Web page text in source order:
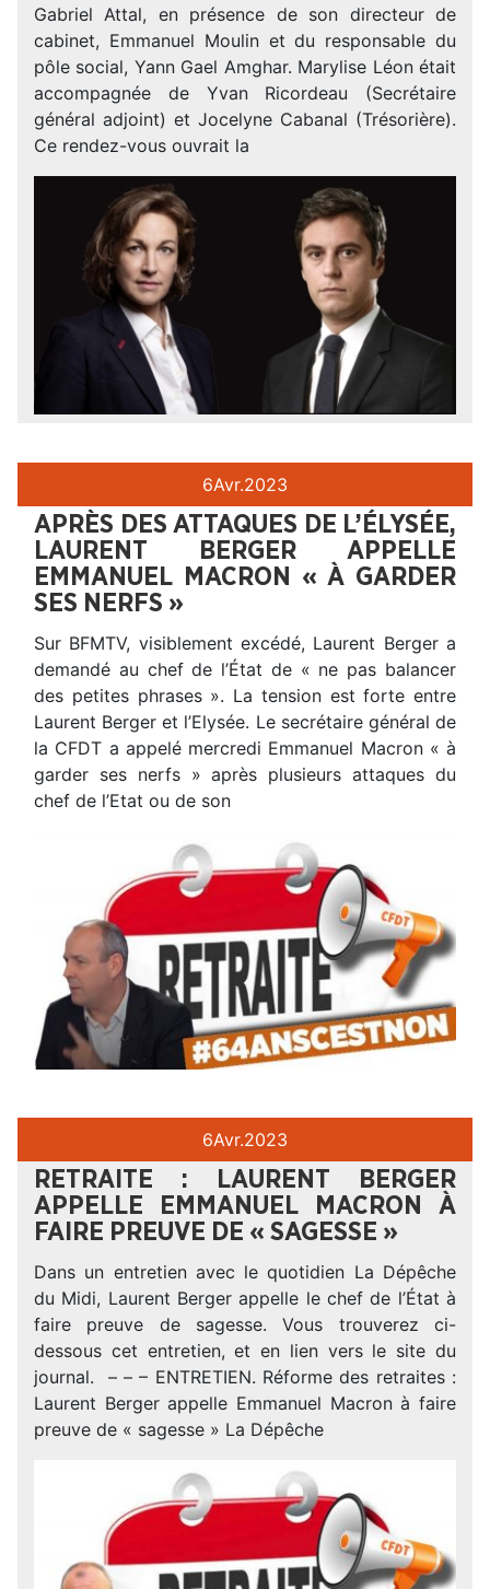
Gabriel Attal, en présence de son directeur de
cabinet, Emmanuel Moulin et du responsable du
pôle social, Yann Gael Amghar. Marylise Léon était
accompagnée de Yvan Ricordeau (Secrétaire
général adjoint) et Jocelyne Cabanal (Trésorière).
Ce rendez-vous ouvrait la
6Avr.2023
APRÈS DES ATTAQUES DE L’ÉLYSÉE,
LAURENT BERGER APPELLE
EMMANUEL MACRON « À GARDER
SES NERFS »
Sur BFMTV, visiblement excédé, Laurent Berger a
demandé au chef de l’État de « ne pas balancer
des petites phrases ». La tension est forte entre
Laurent Berger et l’Elysée. Le secrétaire général de
la CFDT a appelé mercredi Emmanuel Macron « à
garder ses nerfs » après plusieurs attaques du
chef de l’Etat ou de son
6Avr.2023
RETRAITE : LAURENT BERGER
APPELLE EMMANUEL MACRON À
FAIRE PREUVE DE « SAGESSE »
Dans un entretien avec le quotidien La Dépêche
du Midi, Laurent Berger appelle le chef de l’État à
faire preuve de sagesse. Vous trouverez ci-
dessous cet entretien, et en lien vers le site du
journal. – – – ENTRETIEN. Réforme des retraites :
Laurent Berger appelle Emmanuel Macron à faire
preuve de « sagesse » La Dépêche